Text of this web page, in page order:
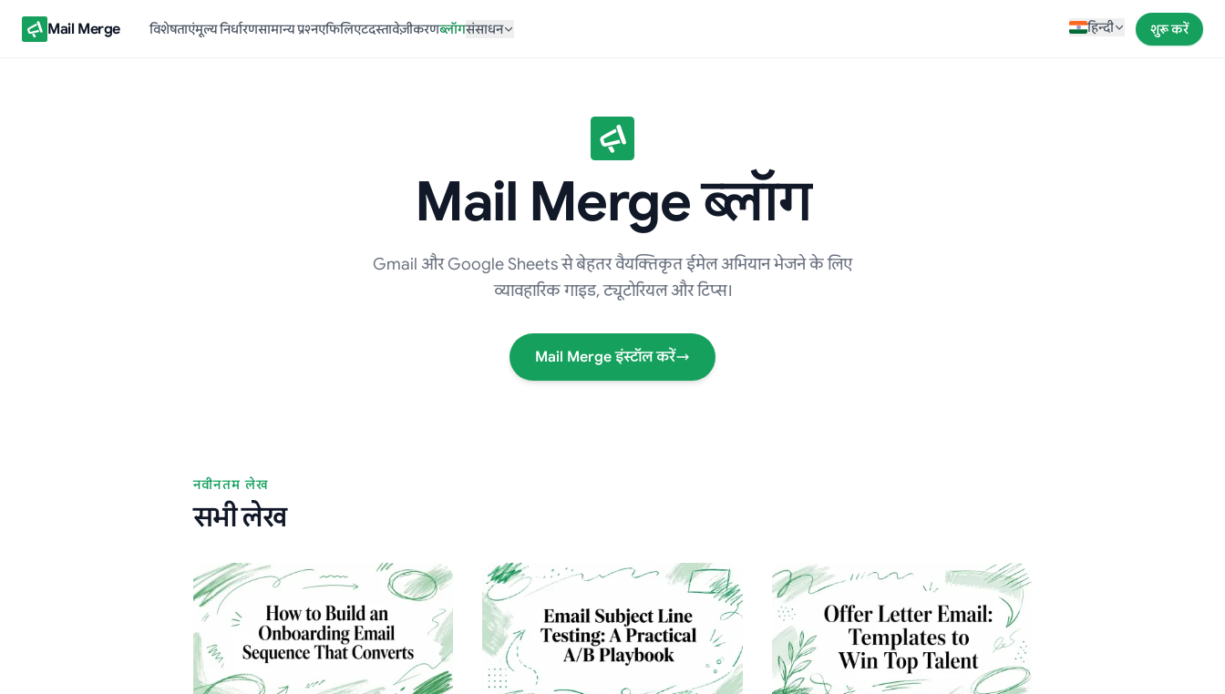
Mail Merge विशेषताएंमूल्य निर्धारणसामान्य प्रश्नएफिलिएटदस्तावेज़ीकरणब्लॉगसंसाधन हिन्दी शुरू करें
Mail Merge ब्लॉग
Gmail और Google Sheets से बेहतर वैयक्तिकृत ईमेल अभियान भेजने के लिए
व्यावहारिक गाइड, ट्यूटोरियल और टिप्स।
Mail Merge इंस्टॉल करें
नवीनतम लेख
सभी लेख